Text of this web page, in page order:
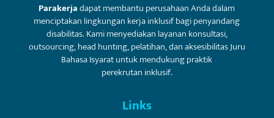
Parakerjadapat membantu perusahaan Anda dalam
menciptakan lingkungan kerja inklusif bagi penyandang
disabilitas. Kami menyediakan layanan konsultasi,
outsourcing, head hunting, pelatihan, dan aksesibilitas Juru
Bahasa Isyarat untuk mendukung praktik
perekrutan inklusif.
Links